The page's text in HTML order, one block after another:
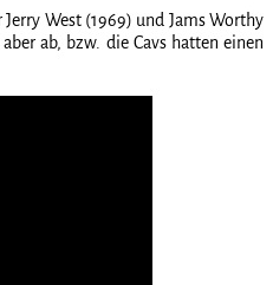
West (1969) und Jams Worthy
ab, bzw. die Cavs hatten einen